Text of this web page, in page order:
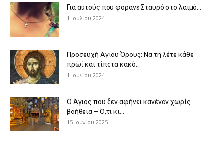
Για αυτούς που φοράνε Σταυρό στο λαιμό…
1 Ιουλίου 2024
Προσευχή Αγίου Όρους: Να τη λέτε κάθε
πρωί και τίποτα κακό...
1 Ιουνίου 2024
Ο Άγιος που δεν αφήνει κανέναν χωρίς
βοήθεια – Ό,τι κι...
15 Ιουνίου 2025